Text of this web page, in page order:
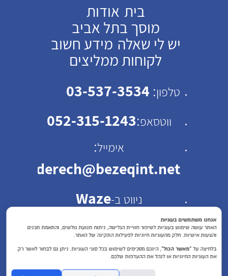
בית אודות
מוסך בתל אביב
יש לי שאלה מידע חשוב
לקוחות ממליצים
טלפון:
03-537-3534
ווטסאפ:
052-315-1243
אימייל:
ניווט ב-Waze
כתובת: רחוב ישראל ב"ק
30 תל אביב
שעות פעילות : א'-ה'
אנחנו משתמשים בעוגיות
האתר עושה שימוש בעוגיות לשיפור חוויית הגלישה, ניתוח תנועת גולשים, והתאמת תכנים
והצעות אישיות. חלק מהעוגיות חיוניות לפעילות התקינה של האתר.
בלחיצה על “מאשר הכול”, הינכם מסכימים לשימוש בכל סוגי העוגיות. ניתן גם לבחור לאשר רק
את העוגיות החיוניות או לנהל את ההעדפות שלכם.